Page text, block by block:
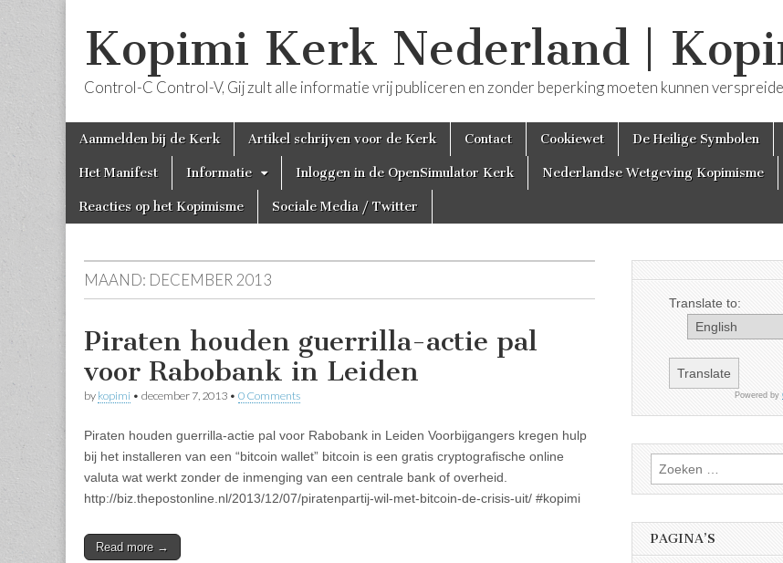
Kopimi Kerk Nederland |
Control-C Control-V, Gij zult alle informatie vrij publiceren en zonder beperking moeten kunnen
Main
Skip
content
Aanmelden bij de Kerk Artikel schrijven voor de Kerk Contact Cookiewet De Heilige Symbolen
Het Manifest Informatie Inloggen in de OpenSimulator Kerk Nederlandse Wetgeving Kopimisme
Reacties op het Kopimisme Sociale Media / Twitter
MAAND: DECEMBER 2013
Piraten houden guerrilla-actie pal
voor Rabobank in Leiden
by kopimi • december 7, 2013 • 0 Comments
Piraten houden guerrilla-actie pal voor Rabobank in Leiden Voorbijgangers kregen hulp
bij het installeren van een “bitcoin wallet” bitcoin is een gratis cryptografische online
valuta wat werkt zonder de inmenging van een centrale bank of overheid.
http://biz.thepostonline.nl/2013/12/07/piratenpartij-wil-met-bitcoin-de-crisis-uit/ #kopimi
Read more →
Translate to:
Powered by
Zoeken
naar:
PAGINA’S